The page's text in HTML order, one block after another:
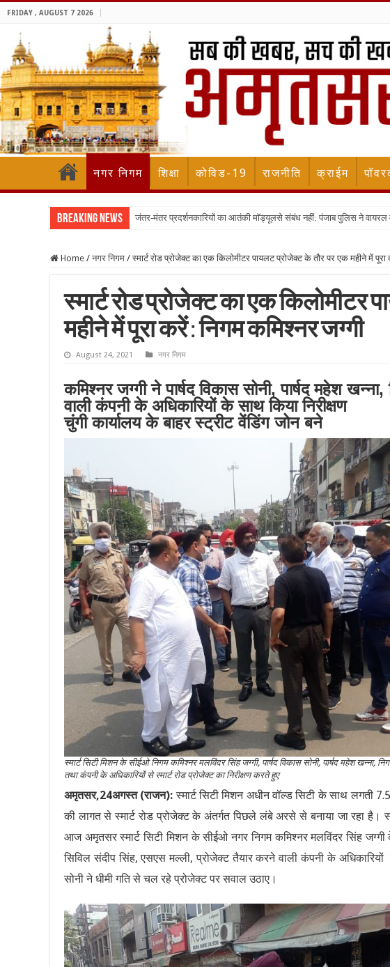
FRIDAY , AUGUST 7 2026
नगर निगम शिक्षा कोविड-19 राजनीति क्राईम
Breaking News जंतर-मंतर प्रदर्शनकारियों का आतंकी मॉड्यूलसे संबंध नहीं: पंजाब पुलिस ने वायरल
Home / नगर निगम / स्मार्ट रोड प्रोजेक्ट का एक किलोमीटर पायलट प्रोजेक्ट के तौर पर एक महीने में
स्मार्ट रोड प्रोजेक्ट का एक किलोमीटर
महीने में पूरा करें : निगम कमिश्नर जग्गी
August 24, 2021 नगर निगम
कमिश्नर जग्गी ने पार्षद विकास सोनी, पार्षद महेश
वाली कंपनी के अधिकारियों के साथ किया निरीक्षण
चुंगी कार्यालय के बाहर स्ट्रीट वेंडिंग जोन बने
स्मार्ट सिटी मिशन के सीईओ निगम कमिश्नर मलविंदर सिंह जग्गी, पार्षद विकास सोनी, पार्षद महेश खन्ना,
तथा कंपनी के अधिकारियों से स्मार्ट रोड प्रोजेक्ट का निरीक्षण करते हुए
अमृतसर,24अगस्त (राजन): स्मार्ट सिटी मिशन अधीन वॉल्ड सिटी के साथ लगती
की लागत से स्मार्ट रोड प्रोजेक्ट के अंतर्गत पिछले लंबे अरसे से बनाया जा रहा है।
आज अमृतसर स्मार्ट सिटी मिशन के सीईओ नगर निगम कमिश्नर मलविंदर सिंह जग्गी के
सिविल संदीप सिंह, एसएस मल्ली, प्रोजेक्ट तैयार करने वाली कंपनी के
सोनी ने धीमी गति से चल रहे प्रोजेक्ट पर सवाल उठाए।